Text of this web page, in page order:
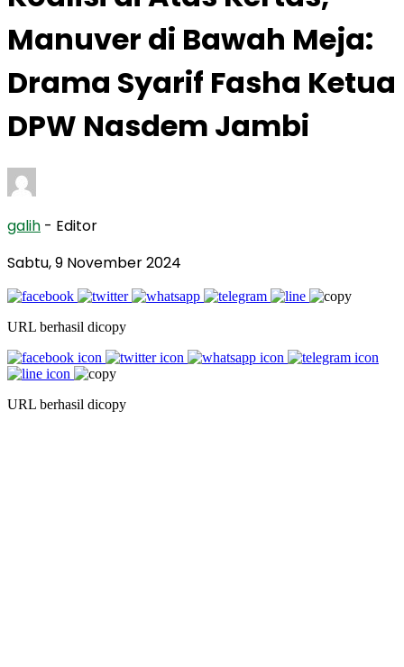
Manuver di Bawah Meja:
Drama Syarif Fasha Ketua
DPW Nasdem Jambi
galih - Editor
Sabtu, 9 November 2024
URL berhasil dicopy
URL berhasil dicopy